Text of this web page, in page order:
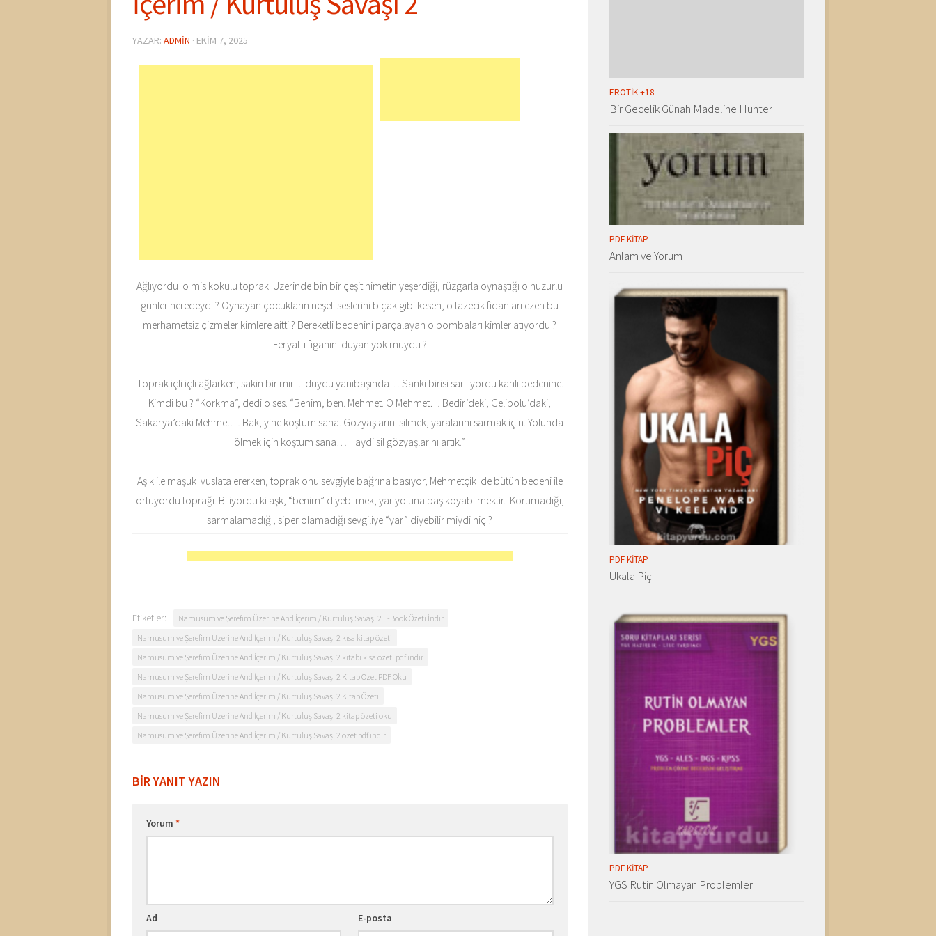
YAZAR: ADMIN · EKIM 7, 2025
Ağlıyordu o mis kokulu toprak. Üzerinde bin bir çeşit nimetin yeşerdiği, rüzgarla oynaştığı o huzurlu
günler neredeydi ? Oynayan çocukların neşeli seslerini bıçak gibi kesen, o tazecik fidanları ezen bu
merhametsiz çizmeler kimlere aitti ? Bereketli bedenini parçalayan o bombaları kimler atıyordu ?
Feryat-ı figanını duyan yok muydu ?
Toprak içli içli ağlarken, sakin bir mırıltı duydu yanıbaşında… Sanki birisi sarılıyordu kanlı bedenine.
Kimdi bu ? “Korkma”, dedi o ses. “Benim, ben. Mehmet. O Mehmet… Bedir’deki, Gelibolu’daki,
Sakarya’daki Mehmet… Bak, yine koştum sana. Gözyaşlarını silmek, yaralarını sarmak için. Yolunda
ölmek için koştum sana… Haydi sil gözyaşlarını artık.”
Aşık ile maşuk vuslata ererken, toprak onu sevgiyle bağrına basıyor, Mehmetçik de bütün bedeni ile
örtüyordu toprağı. Biliyordu ki aşk, “benim” diyebilmek, yar yoluna baş koyabilmektir. Korumadığı,
sarmalamadığı, siper olamadığı sevgiliye “yar” diyebilir miydi hiç ?
Etiketler:
Namusum ve Şerefim Üzerine And İçerim / Kurtuluş Savaşı 2 E-Book Özeti İndir
Namusum ve Şerefim Üzerine And İçerim / Kurtuluş Savaşı 2 kısa kitap özeti
Namusum ve Şerefim Üzerine And İçerim / Kurtuluş Savaşı 2 kitabı kısa özeti pdf indir
Namusum ve Şerefim Üzerine And İçerim / Kurtuluş Savaşı 2 Kitap Özet PDF Oku
Namusum ve Şerefim Üzerine And İçerim / Kurtuluş Savaşı 2 Kitap Özeti
Namusum ve Şerefim Üzerine And İçerim / Kurtuluş Savaşı 2 kitap özeti oku
Namusum ve Şerefim Üzerine And İçerim / Kurtuluş Savaşı 2 özet pdf indir
BIR YANIT YAZIN
Yorum *
Ad E-posta
EROTIK +18
Bir Gecelik Günah Madeline Hunter
PDF KITAP
Anlam ve Yorum
PDF KITAP
Ukala Piç
PDF KITAP
YGS Rutin Olmayan Problemler